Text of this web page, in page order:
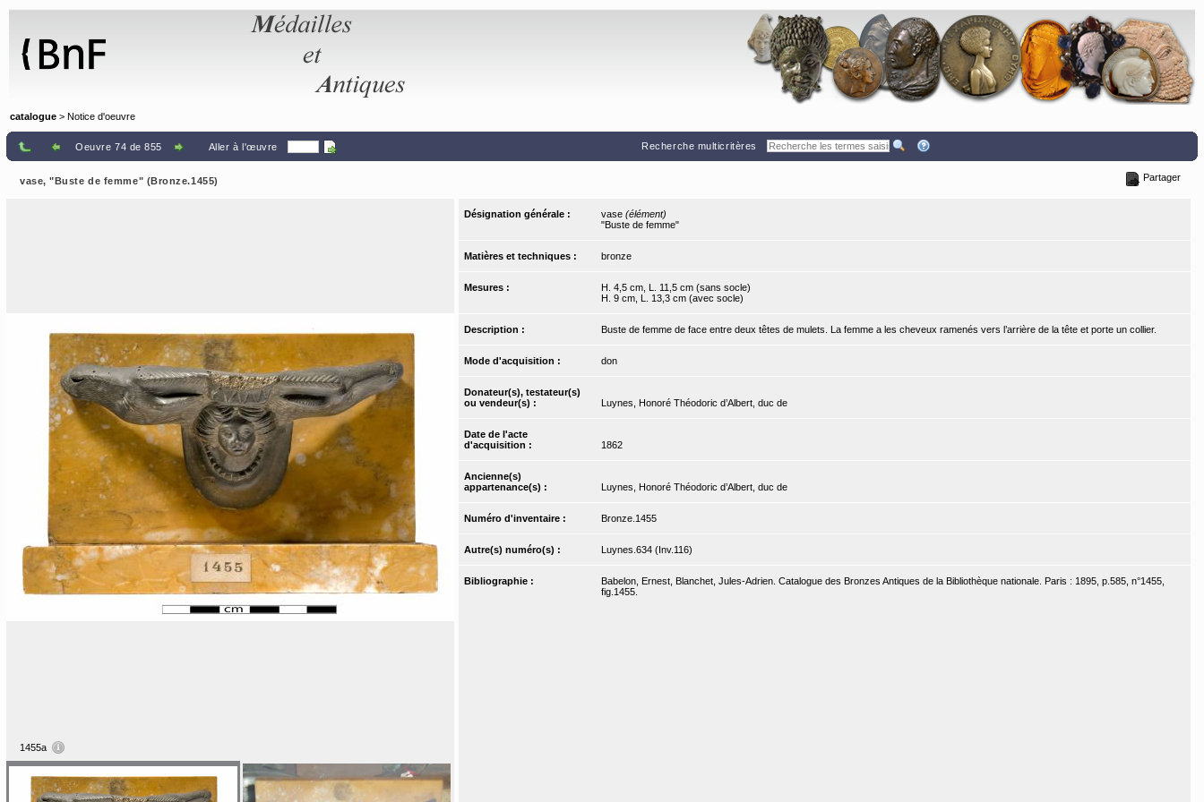
catalogue > Notice d'oeuvre
Oeuvre 74 de 855 Aller à l'œuvre Recherche multicritères
vase, "Buste de femme" (Bronze.1455) Partager
1455a
Désignation générale : vase (élément)
"Buste de femme"
Matières et techniques : bronze
Mesures :
H. 4,5 cm, L. 11,5 cm (sans socle)
H. 9 cm, L. 13,3 cm (avec socle)
Description : Buste de femme de face entre deux têtes de mulets. La femme a les cheveux ramenés vers l’arrière de la tête et porte un collier.
Mode d'acquisition : don
Donateur(s), testateur(s)
ou vendeur(s) :
Luynes, Honoré Théodoric d’Albert, duc de
Date de l'acte
d'acquisition :
1862
Ancienne(s)
appartenance(s) :
Luynes, Honoré Théodoric d’Albert, duc de
Numéro d'inventaire : Bronze.1455
Autre(s) numéro(s) : Luynes.634 (Inv.116)
Bibliographie :
Babelon, Ernest, Blanchet, Jules-Adrien. Catalogue des Bronzes Antiques de la Bibliothèque nationale. Paris : 1895, p.585, n°1455,
fig.1455.